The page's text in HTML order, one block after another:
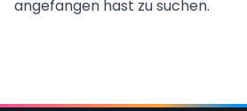
angefangen hast zu suchen.